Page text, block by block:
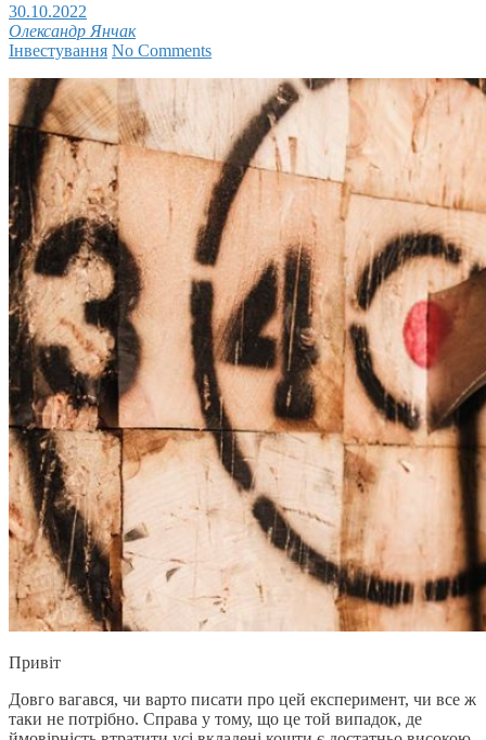
30.10.2022
Олександр Янчак
Інвестування No Comments
Привіт
Довго вагався, чи варто писати про цей експеримент, чи все ж
таки не потрібно. Справа у тому, що це той випадок, де